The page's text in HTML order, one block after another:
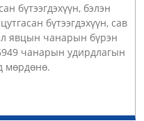
бүтээгдэхүүн, бэлэн
бүтээгдэхүүн, сав
явцын чанарын бүрэн
чанарын удирдлагын
мөрдөнө.